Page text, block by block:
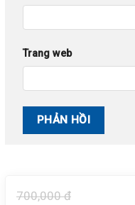
Trang web
700,000 đ